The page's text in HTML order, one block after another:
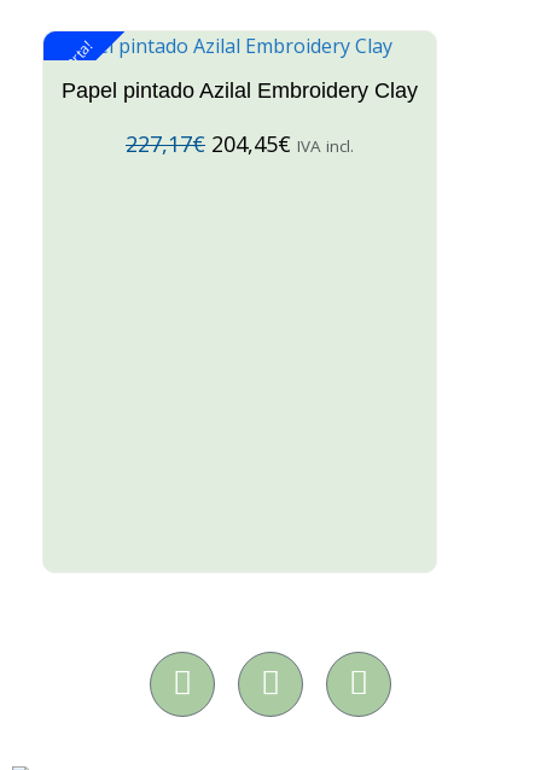
¡Oferta!
Papel pintado Azilal Embroidery Clay
227,17€ 204,45€ IVA incl.